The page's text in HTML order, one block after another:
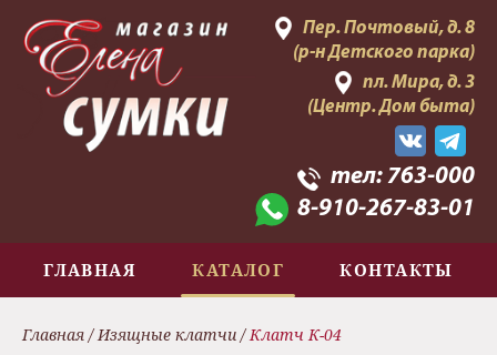
Пер. Почтовый, д. 8
(р-н Детского парка)
пл. Мира, д. 3
(Центр. Дом быта)
тел:763-000
8-910-267-83-01
ГЛАВНАЯ КАТАЛОГ КОНТАКТЫ
Главная/Изящные клатчи /Клатч К-04